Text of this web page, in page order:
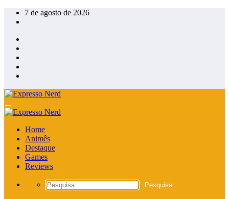
Pular
para
conteúdo
7 de agosto de 2026
Home
Animês
Destaque
Games
Reviews